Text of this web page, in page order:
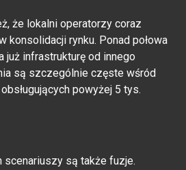
że lokalni operatorzy coraz
konsolidacji rynku. Ponad połowa
już infrastrukturę od innego
są szczególnie częste wśród
powyżej 5 tys.
scenariuszy są także fuzje.